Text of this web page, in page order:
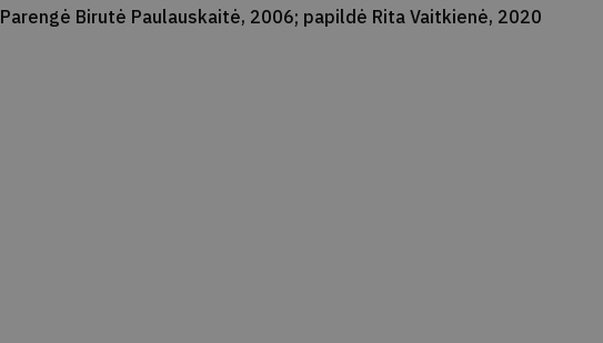
Parengė Birutė Paulauskaitė, 2006; papildė Rita Vaitkienė, 2020